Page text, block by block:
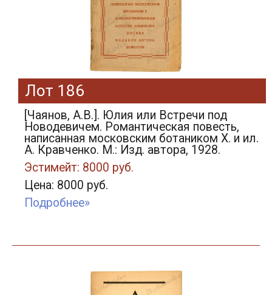
Лот 186
[Чаянов, А.В.]. Юлия или Встречи под
Новодевичем. Романтическая повесть,
написанная московским ботаником Х. и ил.
А. Кравченко. М.: Изд. автора, 1928.
Эстимейт: 8000 руб.
Цена: 8000 руб.
Подробнее»